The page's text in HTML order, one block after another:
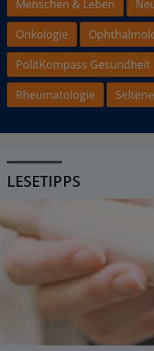
Menschen & Leben
Onkologie
PolitKompass Gesundheit
Rheumatologie
LESETIPPS